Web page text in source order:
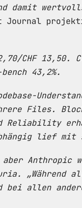
damit
Journal
CHF 13,50.
43,2%.
Files.
Reliability
lief mit
Anthropic
„Während
bei allen